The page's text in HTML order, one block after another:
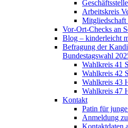
Geschäftsstelle
Arbeitskreis
Mitgliedschaft
Vor-Ort-Checks an
Blog – kinderleicht
Befragung der
Bundestagswahl
Wahlkreis 41
Wahlkreis 42
Wahlkreis 43
Wahlkreis 47
Kontakt
Patin für
Anmeldung
Kontaktdaten